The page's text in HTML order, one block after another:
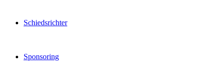
Schiedsrichter
Sponsoring